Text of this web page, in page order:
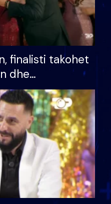
finalisti takohet
dhe
ndonjë letër